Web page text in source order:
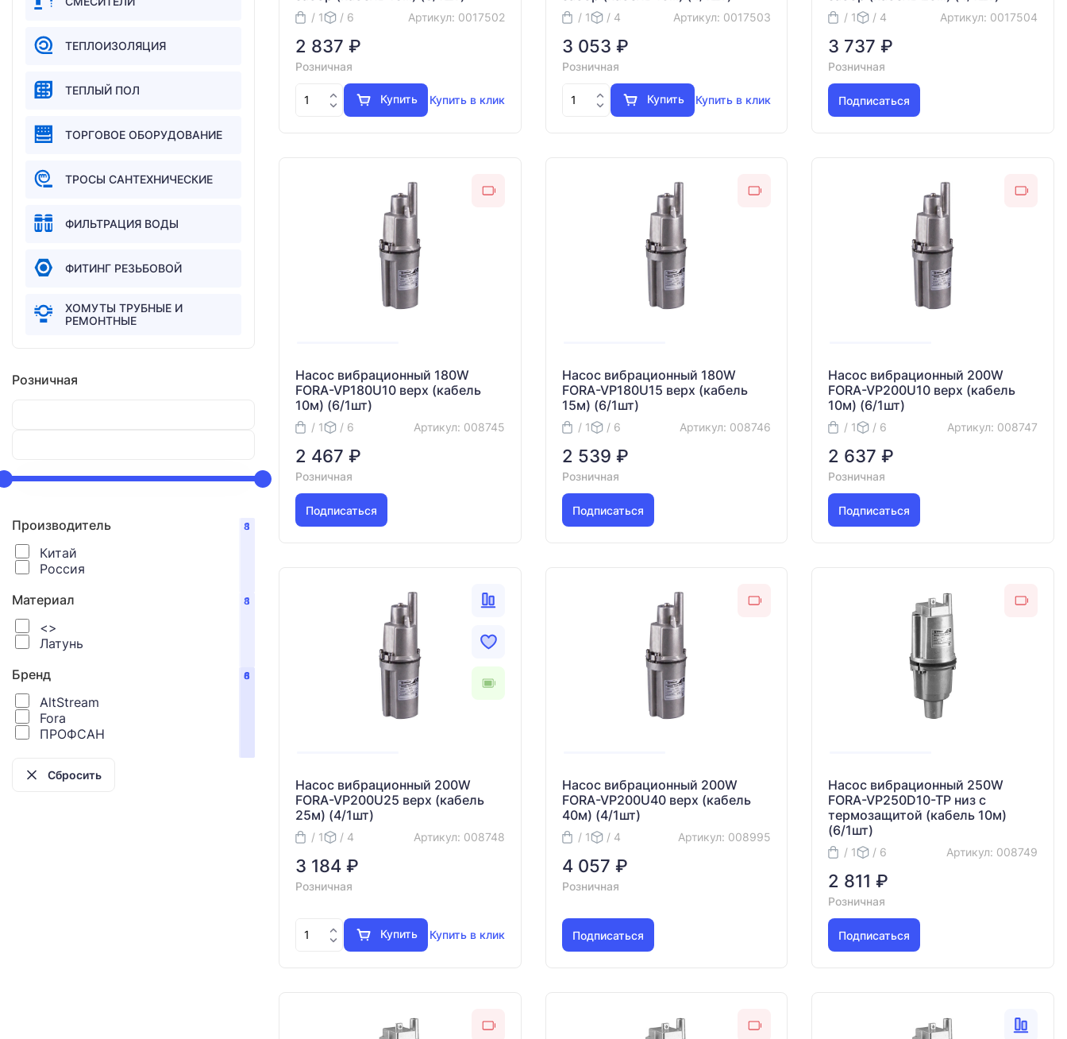
ТЕПЛОИЗОЛЯЦИЯ
ТЕПЛЫЙ ПОЛ
ТОРГОВОЕ ОБОРУДОВАНИЕ
ТРОСЫ САНТЕХНИЧЕСКИЕ
ФИЛЬТРАЦИЯ ВОДЫ
ФИТИНГ РЕЗЬБОВОЙ
ХОМУТЫ ТРУБНЫЕ И
РЕМОНТНЫЕ
Розничная
Производитель
Китай
1
Россия
8
Материал
<>
1
Латунь
8
Бренд
AltStream
1
Fora
8
ПРОФСАН
6
/ 1 / 6 Артикул: 0017502
2 837 ₽
Розничная
Купить Купить в клик
/ 1 / 4 Артикул: 0017503
3 053 ₽
Розничная
Купить Купить в клик
/ 1 / 4 Артикул: 0017504
3 737 ₽
Розничная
Подписаться
Насос вибрационный 180W
FORA-VP180U10 верх (кабель
10м) (6/1шт)
/ 1 / 6 Артикул: 008745
2 467 ₽
Розничная
Подписаться
Насос вибрационный 180W
FORA-VP180U15 верх (кабель
15м) (6/1шт)
/ 1 / 6 Артикул: 008746
2 539 ₽
Розничная
Подписаться
Насос вибрационный 200W
FORA-VP200U10 верх (кабель
10м) (6/1шт)
/ 1 / 6 Артикул: 008747
2 637 ₽
Розничная
Подписаться
Насос вибрационный 200W
FORA-VP200U25 верх (кабель
25м) (4/1шт)
/ 1 / 4 Артикул: 008748
3 184 ₽
Розничная
Купить Купить в клик
Насос вибрационный 200W
FORA-VP200U40 верх (кабель
40м) (4/1шт)
/ 1 / 4 Артикул: 008995
4 057 ₽
Розничная
Подписаться
Насос вибрационный 250W
FORA-VP250D10-TP низ с
термозащитой (кабель 10м)
(6/1шт)
/ 1 / 6 Артикул: 008749
2 811 ₽
Розничная
Подписаться